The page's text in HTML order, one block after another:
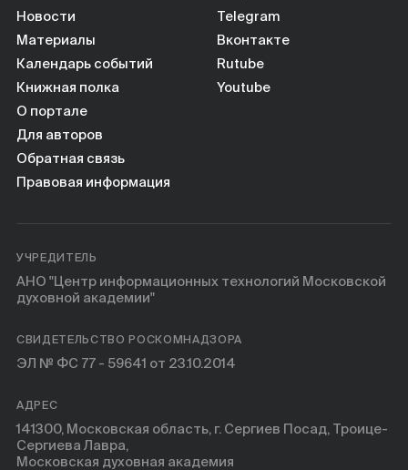
Новости
Материалы
Календарь событий
Книжная полка
О портале
Для авторов
Обратная связь
Правовая информация
Telegram
Вконтакте
Rutube
Youtube
УЧРЕДИТЕЛЬ
АНО "Центр информационных технологий Московской
духовной академии"
СВИДЕТЕЛЬСТВО РОСКОМНАДЗОРА
ЭЛ № ФС 77 - 59641 от 23.10.2014
АДРЕС
141300, Московская область, г. Сергиев Посад, Троице-
Сергиева Лавра,
Московская духовная академия